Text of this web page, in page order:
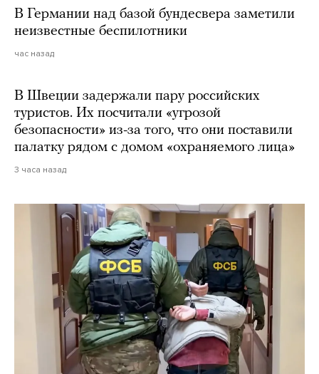
В Германии над базой бундесвера заметили
неизвестные беспилотники
час назад
В Швеции задержали пару российских
туристов. Их посчитали «угрозой
безопасности» из-за того, что они поставили
палатку рядом с домом «охраняемого лица»
3 часа назад